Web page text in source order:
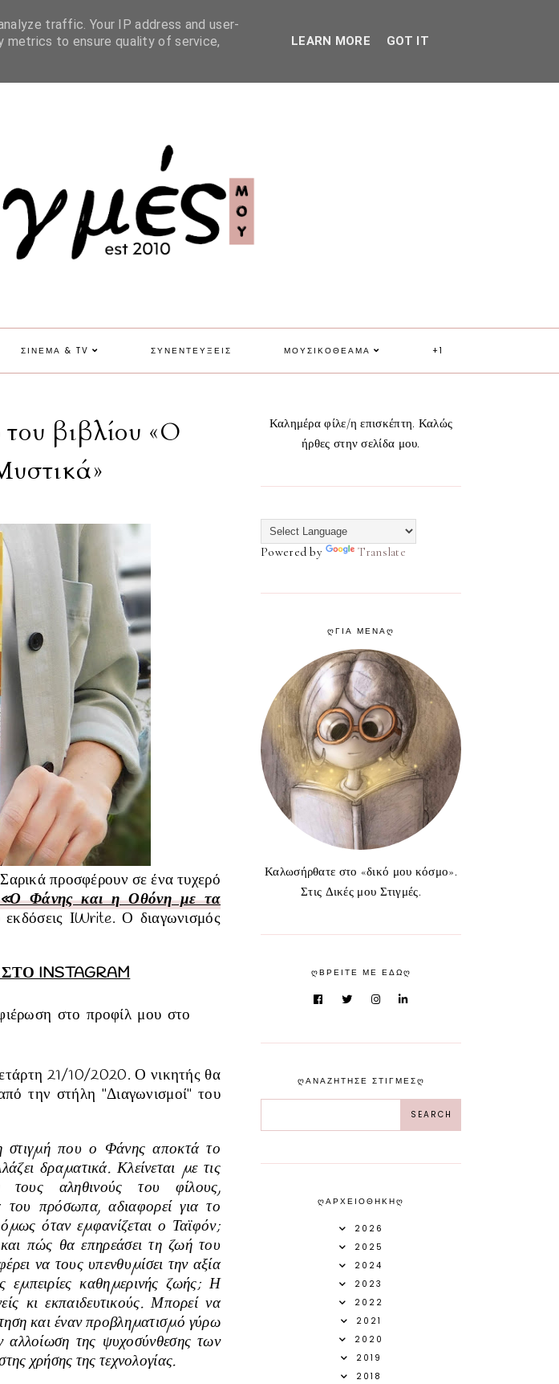
ΣΙΝΕΜΑ & TV ΣΥΝΕΝΤΕΥΞΕΙΣ ΜΟΥΣΙΚΟΘΕΑΜΑ +1
βιβλίου «Ο
προσφέρουν σε ένα τυχερό
«Ο Φάνης και η Οθόνη με τα
ΙWrite. Ο διαγωνισμός
INSTAGRAM
στο προφίλ μου στο
21/10/2020.Ο νικητής θα
την στήλη "Διαγωνισμοί" του
στιγµή που ο Φάνης αποκτά το
δραµατικά. Κλείνεται µε τις
αληθινούς του φίλους,
πρόσωπα, αδιαφορεί για το
όµως όταν εµφανίζεται ο Ταϊφόν;
πώς θα επηρεάσει τη ζωή του
να τους υπενθυµίσει την αξία
εµπειρίες καθηµερινής ζωής; Η
κι εκπαιδευτικούς. Μπορεί να
και έναν προβληµατισµό γύρω
αλλοίωση της ψυχοσύνθεσης των
χρήσης της τεχνολογίας.
Καλημέρα φίλε/η επισκέπτη. Καλώς
ήρθες στην σελίδα μου.
Powered by Translate
ᲦΓΙΑ ΜΕΝΑᲦ
Καλωσήρθατε στο «δικό μου κόσμο».
Στις Δικές μου Στιγμές.
ᲦΒΡΕΙΤΕ ΜΕ ΕΔΩᲦ
ᲦΑΝΑΖΗΤΗΣΕ ΣΤΙΓΜΕΣᲦ
ᲦΑΡΧΕΙΟΘΗΚΗᲦ
2026
2025
2024
2023
2022
2021
2020
2019
2018
traffic. Your IP address and user-
metrics to ensure quality of service,
LEARN MORE GOT IT